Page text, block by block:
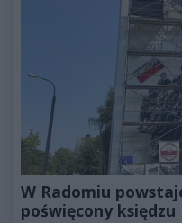
W Radomiu
poświęcony